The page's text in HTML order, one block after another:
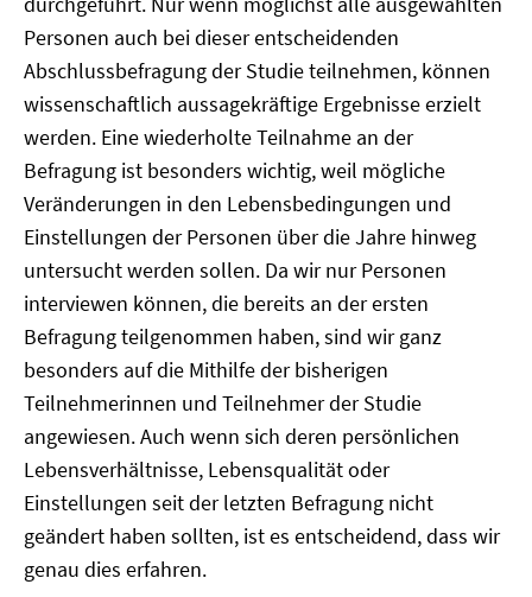
Personen auch bei dieser entscheidenden
Abschlussbefragung der Studie teilnehmen, können
wissenschaftlich aussagekräftige Ergebnisse erzielt
werden. Eine wiederholte Teilnahme an der
Befragung ist besonders wichtig, weil mögliche
Veränderungen in den Lebensbedingungen und
Einstellungen der Personen über die Jahre hinweg
untersucht werden sollen. Da wir nur Personen
interviewen können, die bereits an der ersten
Befragung teilgenommen haben, sind wir ganz
besonders auf die Mithilfe der bisherigen
Teilnehmerinnen und Teilnehmer der Studie
angewiesen. Auch wenn sich deren persönlichen
Lebensverhältnisse, Lebensqualität oder
Einstellungen seit der letzten Befragung nicht
geändert haben sollten, ist es entscheidend, dass wir
genau dies erfahren.